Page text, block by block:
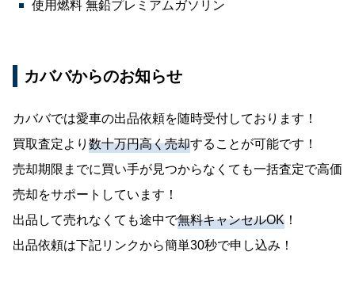
使用燃料 無鉛プレミアムガソリン
カババからのお知らせ
カババでは愛車の出品依頼を随時受付しております！
買取査定より 数十万円高く売却することが可能です！
売却期限までに買い手が見つからなくても一括査定で高価
売却をサポートしています！
出品して売れなくても途中で無料キャンセルOK ！
出品依頼は下記リンクから簡単30秒で申し込み！